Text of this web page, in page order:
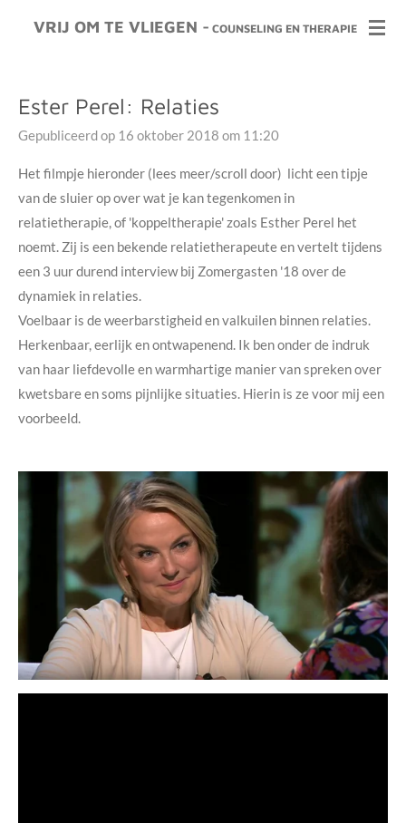
hoofdinhoud
VRIJ OM TE VLIEGEN - COUNSELING EN THERAPIE
Ester Perel: Relaties
Gepubliceerd op 16 oktober 2018 om 11:20
Het filmpje hieronder (lees meer/scroll door) licht een tipje
van de sluier op over wat je kan tegenkomen in
relatietherapie, of 'koppeltherapie' zoals Esther Perel het
noemt. Zij is een bekende relatietherapeute en vertelt tijdens
een 3 uur durend interview bij Zomergasten '18 over de
dynamiek in relaties.
Voelbaar is de weerbarstigheid en valkuilen binnen relaties.
Herkenbaar, eerlijk en ontwapenend. Ik ben onder de indruk
van haar liefdevolle en warmhartige manier van spreken over
kwetsbare en soms pijnlijke situaties. Hierin is ze voor mij een
voorbeeld.